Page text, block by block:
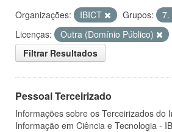
Organizações: IBICT Grupos:
7.
Licenças:
Outra (Domínio Público)
Filtrar Resultados
Pessoal Terceirizado
Informações sobre os Terceirizados do
Informação em Ciência e Tecnologia -